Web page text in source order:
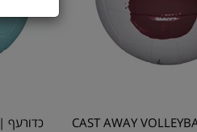
כדורעף | Avp Soft Play Vb Blue